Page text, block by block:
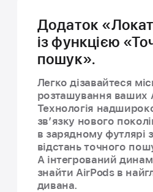
Додаток
із функцією
пошук».
Легко дізавайтеся
розташування ваших
Технологія
зв’язку нового
в зарядному футлярі
відстань точного
А інтегрований
знайти AirPods в
дивана.